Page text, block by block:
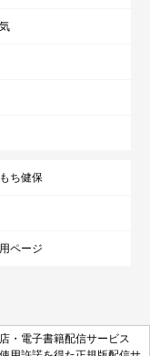
ち健保
ページ
・電子書籍配信サービス